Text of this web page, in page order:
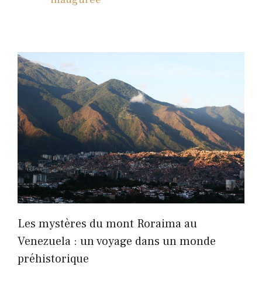
Les mystères du mont Roraima au
Venezuela : un voyage dans un monde
préhistorique